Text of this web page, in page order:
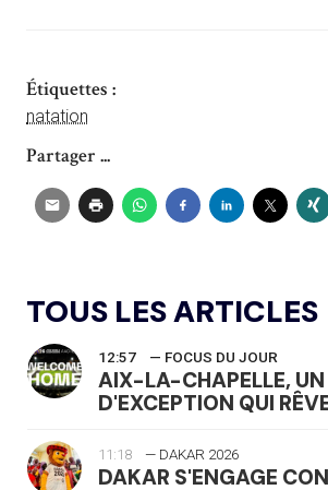
Étiquettes :
natation
Partager ...
TOUS LES ARTICLES
12:57 — FOCUS DU JOUR
AIX-LA-CHAPELLE, UN
D'EXCEPTION QUI
11:18 — DAKAR 2026
DAKAR S'ENGAGE